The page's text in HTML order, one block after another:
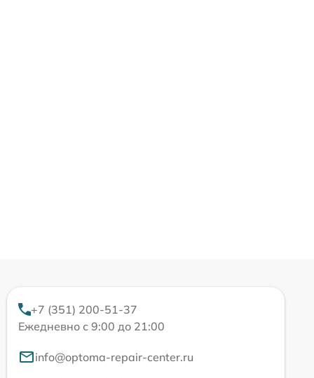
+7 (351) 200-51-37
Ежедневно с 9:00 до 21:00
info@optoma-repair-center.ru